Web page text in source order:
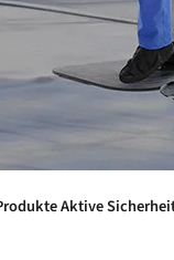
„Ich
Aktive